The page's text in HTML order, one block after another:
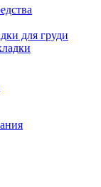
для груди